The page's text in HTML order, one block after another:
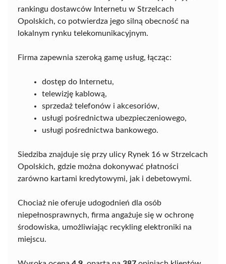
rankingu dostawców Internetu w Strzelcach
Opolskich, co potwierdza jego silną obecność na
lokalnym rynku telekomunikacyjnym.
Firma zapewnia szeroką gamę usług, łącząc:
dostęp do Internetu,
telewizję kablową,
sprzedaż telefonów i akcesoriów,
usługi pośrednictwa ubezpieczeniowego,
usługi pośrednictwa bankowego.
Siedziba znajduje się przy ulicy Rynek 16 w Strzelcach
Opolskich, gdzie można dokonywać płatności
zarówno kartami kredytowymi, jak i debetowymi.
Chociaż nie oferuje udogodnień dla osób
niepełnosprawnych, firma angażuje się w ochronę
środowiska, umożliwiając recykling elektroniki na
miejscu.